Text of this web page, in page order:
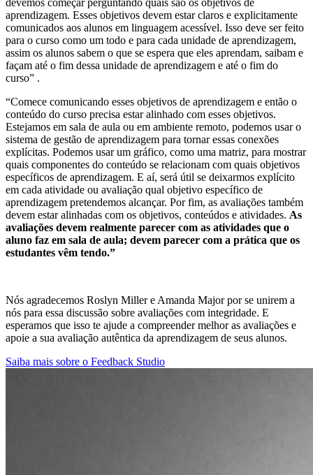
aprendizagem. Esses objetivos devem estar claros e explicitamente
comunicados aos alunos em linguagem acessível. Isso deve ser feito
para o curso como um todo e para cada unidade de aprendizagem,
assim os alunos sabem o que se espera que eles aprendam, saibam e
façam até o fim dessa unidade de aprendizagem e até o fim do
curso” .
“Comece comunicando esses objetivos de aprendizagem e então o
conteúdo do curso precisa estar alinhado com esses objetivos.
Estejamos em sala de aula ou em ambiente remoto, podemos usar o
sistema de gestão de aprendizagem para tornar essas conexões
explícitas. Podemos usar um gráfico, como uma matriz, para mostrar
quais componentes do conteúdo se relacionam com quais objetivos
específicos de aprendizagem. E aí, será útil se deixarmos explícito
em cada atividade ou avaliação qual objetivo específico de
aprendizagem pretendemos alcançar. Por fim, as avaliações também
devem estar alinhadas com os objetivos, conteúdos e atividades. As
avaliações devem realmente parecer com as atividades que o
aluno faz em sala de aula; devem parecer com a prática que os
estudantes vêm tendo.”
Nós agradecemos Roslyn Miller e Amanda Major por se unirem a
nós para essa discussão sobre avaliações com integridade. E
esperamos que isso te ajude a compreender melhor as avaliações e
apoie a sua avaliação autêntica da aprendizagem de seus alunos.
Saiba mais sobre o Feedback Studio